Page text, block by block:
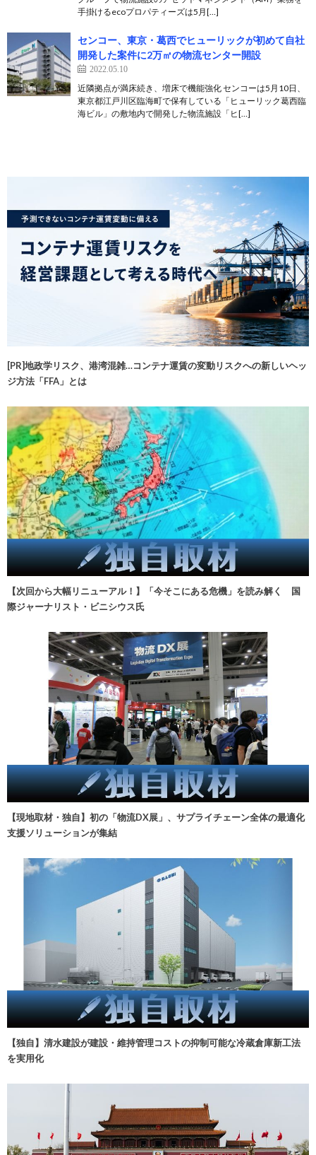
手掛けるecoプロパティーズは5月[…]
センコー、東京・葛西でヒューリックが初めて自社
開発した案件に2万㎡の物流センター開設
2022.05.10
近隣拠点が満床続き、増床で機能強化 センコーは5月10日、
東京都江戸川区臨海町で保有している「ヒューリック葛西臨
海ビル」の敷地内で開発した物流施設「ヒ[…]
[PR]地政学リスク、港湾混雑…コンテナ運賃の変動リスクへの新しいヘッ
ジ方法「FFA」とは
【次回から大幅リニューアル！】「今そこにある危機」を読み解く 国
際ジャーナリスト・ビニシウス氏
【現地取材・独自】初の「物流DX展」、サプライチェーン全体の最適化
支援ソリューションが集結
【独自】清水建設が建設・維持管理コストの抑制可能な冷蔵倉庫新工法
を実用化